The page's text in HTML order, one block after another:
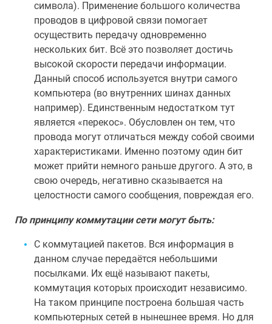
символа). Применение большого количества
проводов в цифровой связи помогает
осуществить передачу одновременно
нескольких бит. Всё это позволяет достичь
высокой скорости передачи информации.
Данный способ используется внутри самого
компьютера (во внутренних шинах данных
например). Единственным недостатком тут
является «перекос». Обусловлен он тем, что
провода могут отличаться между собой своими
характеристиками. Именно поэтому один бит
может прийти немного раньше другого. А это, в
свою очередь, негативно сказывается на
целостности самого сообщения, повреждая его.
По принципу коммутации сети могут быть:
С коммутацией пакетов. Вся информация в
данном случае передаётся небольшими
посылками. Их ещё называют пакеты,
коммутация которых происходит независимо.
На таком принципе построена большая часть
компьютерных сетей в нынешнее время. Но для